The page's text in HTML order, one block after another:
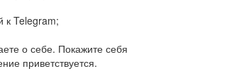
к Telegram;
о себе. Покажите себя
приветствуется.